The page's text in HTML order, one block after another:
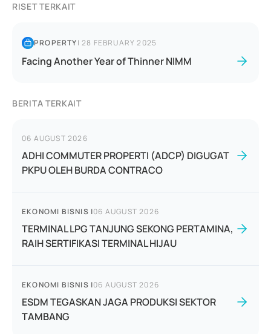
RISET TERKAIT
PROPERTY|28 FEBRUARY 2025
Facing Another Year of Thinner NIMM
BERITA TERKAIT
06 AUGUST 2026
ADHI COMMUTER PROPERTI (ADCP) DIGUGAT
PKPU OLEH BURDA CONTRACO
EKONOMI BISNIS |06 AUGUST 2026
TERMINAL LPG TANJUNG SEKONG PERTAMINA,
RAIH SERTIFIKASI TERMINAL HIJAU
EKONOMI BISNIS |06 AUGUST 2026
ESDM TEGASKAN JAGA PRODUKSI SEKTOR
TAMBANG